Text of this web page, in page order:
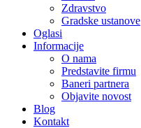
Zdravstvo
Gradske ustanove
Oglasi
Informacije
O nama
Predstavite firmu
Baneri partnera
Objavite novost
Blog
Kontakt